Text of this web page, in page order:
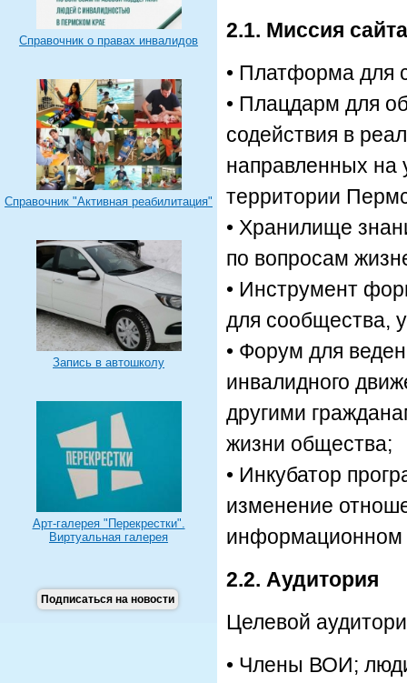
Справочник о правах инвалидов
Справочник "Активная реабилитация"
Запись в автошколу
Арт-галерея "Перекрестки".
Виртуальная галерея
Подписаться на новости
2.1. Миссия
• Платформа для
• Плацдарм для
содействия в
направленных на
территории
• Хранилище
по вопросам
• Инструмент
для сообщества,
• Форум для
инвалидного
другими
жизни общества;
• Инкубатор
изменение
информационном
2.2. Аудитория
Целевой
• Члены ВОИ;